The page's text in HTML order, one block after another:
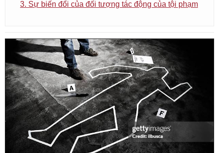
3. Sự biến đổi của đối tượng tác động của tội phạm